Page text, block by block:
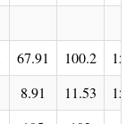
67.91 100.2
8.91 11.53